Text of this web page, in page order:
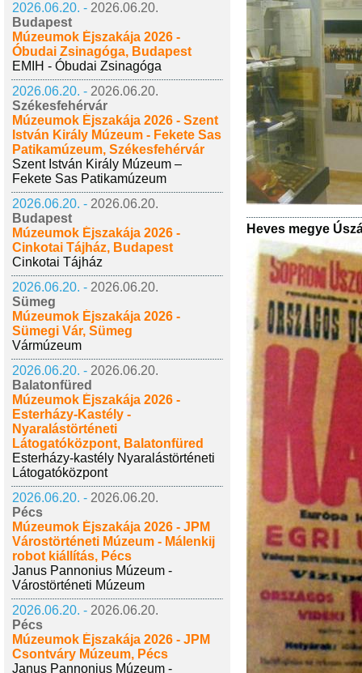
2026.06.20. - 2026.06.20.
Budapest
Múzeumok Éjszakája 2026 -
Óbudai Zsinagóga, Budapest
EMIH - Óbudai Zsinagóga
2026.06.20. - 2026.06.20.
Székesfehérvár
Múzeumok Éjszakája 2026 - Szent
István Király Múzeum - Fekete Sas
Patikamúzeum, Székesfehérvár
Szent István Király Múzeum –
Fekete Sas Patikamúzeum
2026.06.20. - 2026.06.20.
Budapest
Múzeumok Éjszakája 2026 -
Cinkotai Tájház, Budapest
Cinkotai Tájház
2026.06.20. - 2026.06.20.
Sümeg
Múzeumok Éjszakája 2026 -
Sümegi Vár, Sümeg
Vármúzeum
2026.06.20. - 2026.06.20.
Balatonfüred
Múzeumok Éjszakája 2026 -
Esterházy-Kastély -
Nyaralástörténeti
Látogatóközpont, Balatonfüred
Esterházy-kastély Nyaralástörténeti
Látogatóközpont
2026.06.20. - 2026.06.20.
Pécs
Múzeumok Éjszakája 2026 - JPM
Várostörténeti Múzeum - Málenkij
robot kiállítás, Pécs
Janus Pannonius Múzeum -
Várostörténeti Múzeum
2026.06.20. - 2026.06.20.
Pécs
Múzeumok Éjszakája 2026 - JPM
Csontváry Múzeum, Pécs
Janus Pannonius Múzeum -
Heves megye